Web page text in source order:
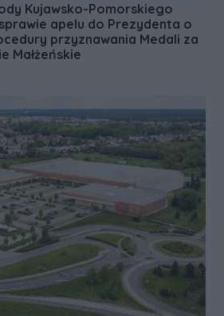
Kujawsko-Pomorskiego
apelu do Prezydenta o
przyznawania Medali za
Małżeńskie